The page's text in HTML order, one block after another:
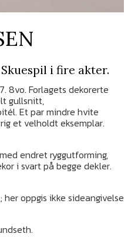
i fire akter.
8vo. Forlagets dekorerte
gullsnitt,
Et par mindre hvite
et velholdt eksemplar.
endret ryggutforming,
i svart på begge dekler.
her oppgis ikke sideangivelse